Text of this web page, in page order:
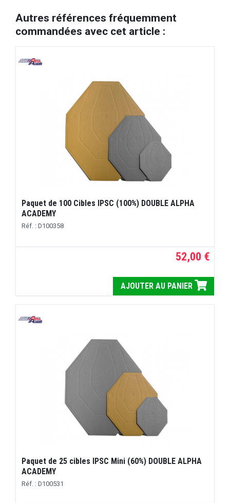
Autres références fréquemment
commandées avec cet article :
Paquet de 100 Cibles IPSC (100%) DOUBLE ALPHA
ACADEMY
Réf. : D100358
52,00 €
AJOUTER AU PANIER
Paquet de 25 cibles IPSC Mini (60%) DOUBLE ALPHA
ACADEMY
Réf. : D100531